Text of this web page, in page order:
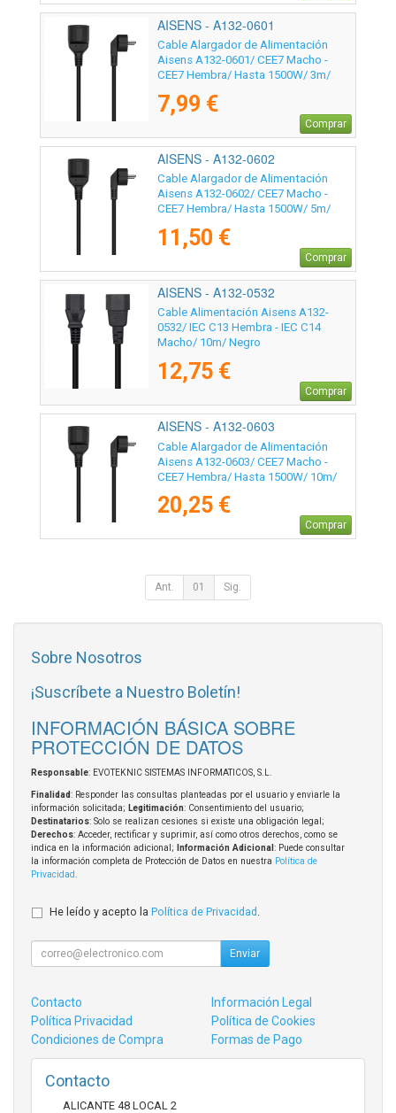
AISENS - A132-0601
Cable Alargador de Alimentación
Aisens A132-0601/ CEE7 Macho -
CEE7 Hembra/ Hasta 1500W/ 3m/
7,99 €
Comprar
AISENS - A132-0602
Cable Alargador de Alimentación
Aisens A132-0602/ CEE7 Macho -
CEE7 Hembra/ Hasta 1500W/ 5m/
11,50 €
Comprar
AISENS - A132-0532
Cable Alimentación Aisens A132-
0532/ IEC C13 Hembra - IEC C14
Macho/ 10m/ Negro
12,75 €
Comprar
AISENS - A132-0603
Cable Alargador de Alimentación
Aisens A132-0603/ CEE7 Macho -
CEE7 Hembra/ Hasta 1500W/ 10m/
20,25 €
Comprar
Ant. 01 Sig.
Sobre Nosotros
¡Suscríbete a Nuestro Boletín!
INFORMACIÓN BÁSICA SOBRE
PROTECCIÓN DE DATOS
Responsable: EVOTEKNIC SISTEMAS INFORMATICOS, S.L.
Finalidad: Responder las consultas planteadas por el usuario y enviarle la
información solicitada; Legitimación: Consentimiento del usuario;
Destinatarios: Solo se realizan cesiones si existe una obligación legal;
Derechos: Acceder, rectificar y suprimir, así como otros derechos, como se
indica en la información adicional;
Información Adicional : Puede consultar
la información completa de Protección de Datos en nuestra Política de
Privacidad.
He leído y acepto la Política de Privacidad .
Enviar
Contacto
Información Legal
Política Privacidad
Política de Cookies
Condiciones de Compra
Formas de Pago
Contacto
ALICANTE 48 LOCAL 2